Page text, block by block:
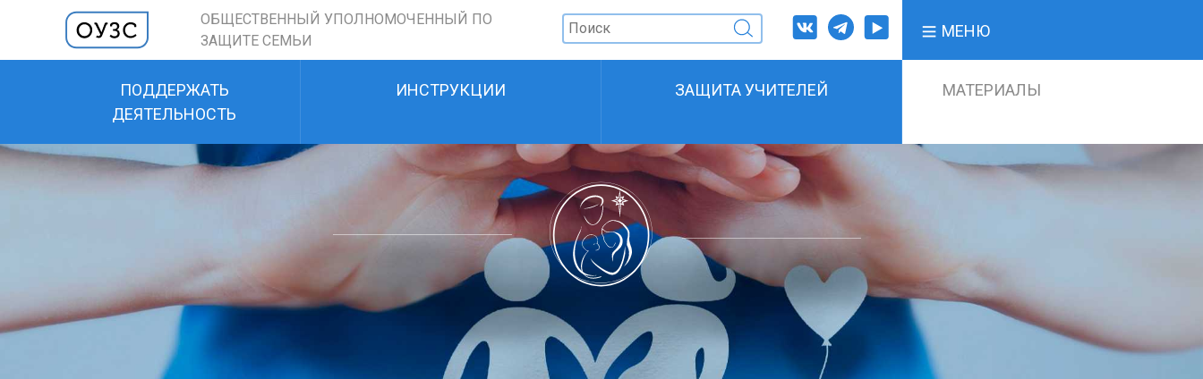
ОБЩЕСТВЕННЫЙ УПОЛНОМОЧЕННЫЙ ПО
ЗАЩИТЕ СЕМЬИ
МЕНЮ
ПОДДЕРЖАТЬ
ДЕЯТЕЛЬНОСТЬ
ИНСТРУКЦИИ ЗАЩИТА УЧИТЕЛЕЙ МАТЕРИАЛЫ